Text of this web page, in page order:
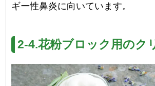
ギー性鼻炎に向いています。
2-4.花粉ブロック用のク